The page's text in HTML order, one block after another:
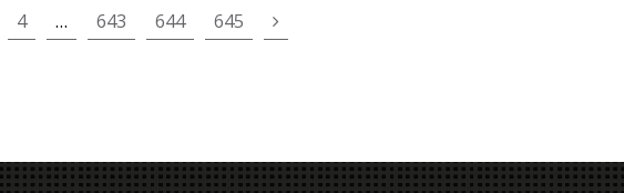
4 … 643 644 645